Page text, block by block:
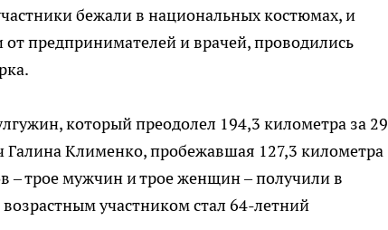
бежали в национальных костюмах, и
предпринимателей и врачей, проводились
который преодолел 194,3 километра за 29
Клименко, пробежавшая 127,3 километра
– трое мужчин и трое женщин – получили в
участником стал 64-летний